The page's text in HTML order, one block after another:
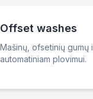
Offset washes
Mašinų, ofsetinių
automatiniam plovimui.